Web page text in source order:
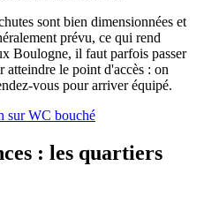
sont bien dimensionnées et
prévu, ce qui rend
Boulogne, il faut parfois passer
atteindre le point d'accès : on
vous pour arriver équipé.
sur WC bouché
: les quartiers